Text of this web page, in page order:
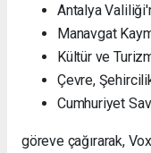
Antalya
Manavgat
Kültür ve
Çevre,
Cumhuriyet
göreve çağırarak,